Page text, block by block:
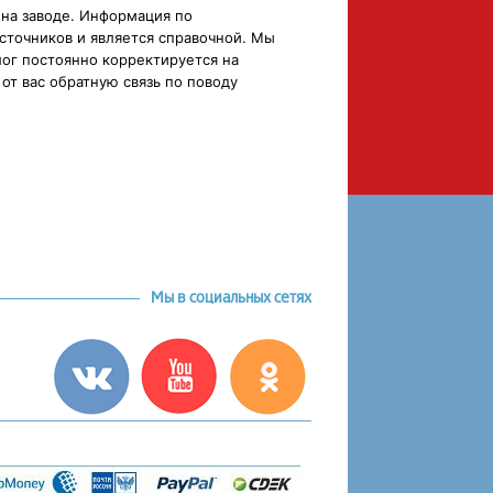
заводе. Информация по
и является справочной. Мы
постоянно корректируется на
вас обратную связь по поводу
Мы в социальных сетях